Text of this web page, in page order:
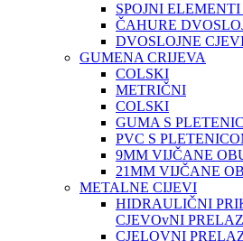
SPOJNI
ČAHURE
DVOSLOJNE
GUMENA CRIJEVA
COLSKI
METRIČNI
COLSKI
GUMA S
PVC S
9MM VIJČANE
21MM VIJČANE
METALNE CIJEVI
HIDRAULIČNI
CJEVOvNI PRELAZ
CJELOVNI